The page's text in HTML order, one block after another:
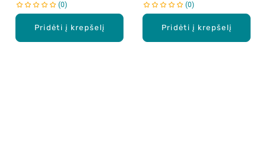
Pridėti į krepšelį
0
Pridėti į krepšelį
0